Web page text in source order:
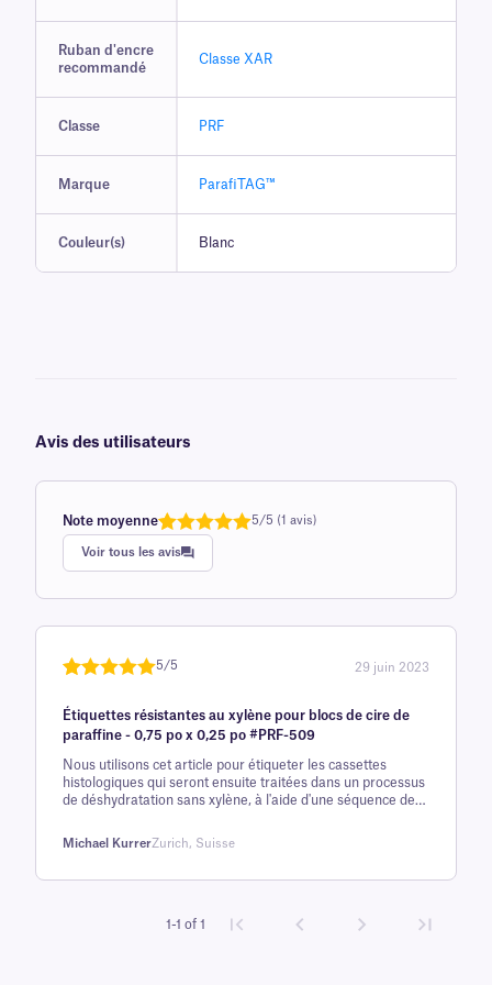
Ruban d'encre
recommandé
Classe XAR
Classe PRF
Marque ParafiTAG™
Couleur(s) Blanc
Avis des utilisateurs
Note moyenne
Note
sur 5
basée sur
1
avis client
5/5 (1 avis)
Voir tous les avis
5 sur la
base d'
évaluation
client
5/5 29 juin 2023
Étiquettes résistantes au xylène pour blocs de cire de
paraffine - 0,75 po x 0,25 po #PRF-509
Nous utilisons cet article pour étiqueter les cassettes
histologiques qui seront ensuite traitées dans un processus
de déshydratation sans xylène, à l'aide d'une séquence de
tout à 40 °C, suivie de 3 x paraffine à 62 °C. Tant que l'on
prend soin d'appuyer fermement les étiquettes, y compris
adhèrent également aux blocs de paraffine qui nécessitent
Michael KurrerZurich, Suisse
1-1 of 1